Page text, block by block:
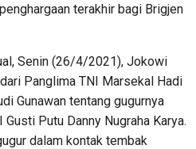
terakhir bagi Brigjen
Senin (26/4/2021), Jokowi
Panglima TNI Marsekal Hadi
Gunawan tentang gugurnya
Putu Danny Nugraha Karya.
dalam kontak tembak